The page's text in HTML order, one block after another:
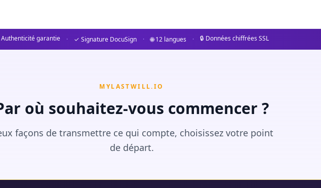
garantie · ✓ Signature DocuSign · 🌐 12 langues · 🔒 Données chiffrées SSL
MYLASTWILL.IO
où souhaitez-vous commencer ?
façons de transmettre ce qui compte, choisissez votre point
de départ.